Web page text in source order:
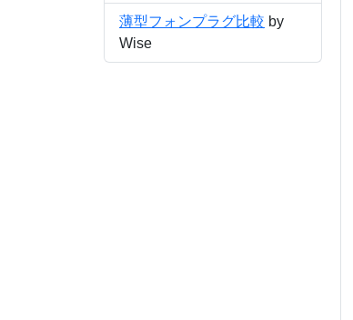
薄型フォンプラグ比較 by
Wise